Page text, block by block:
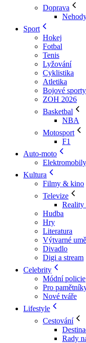
Doprava
Sport
Hokej
Fotbal
Tenis
Lyžování
Cyklistika
Atletika
Bojové sporty
ZOH 2026
Basketbal
NBA
Motosport
F1
Auto-moto
Elektromobily
Kultura
Filmy & kino
Televize
Reality
Hudba
Hry
Literatura
Výtvarné
Divadlo
Digi a stream
Celebrity
Módní policie
Pro
Nové tváře
Lifestyle
Cestování
Rady